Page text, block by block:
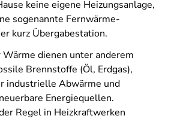
keine eigene Heizungsanlage,
sogenannte Fernwärme-
kurz Übergabestation.
dienen unter anderem
Brennstoffe (Öl, Erdgas),
industrielle Abwärme und
Energiequellen.
Regel in Heizkraftwerken